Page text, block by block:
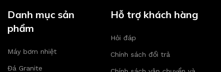
Danh mục sản
phẩm
Máy bơm nhiệt
Đá Granite
Hỗ trợ khách hàng
Hỏi đáp
Chính sách đổi trả